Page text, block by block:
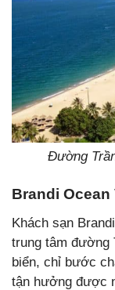
Đường
Brandi Ocean
Khách sạn
trung tâm đường
biển, chỉ bước
tận hưởng được